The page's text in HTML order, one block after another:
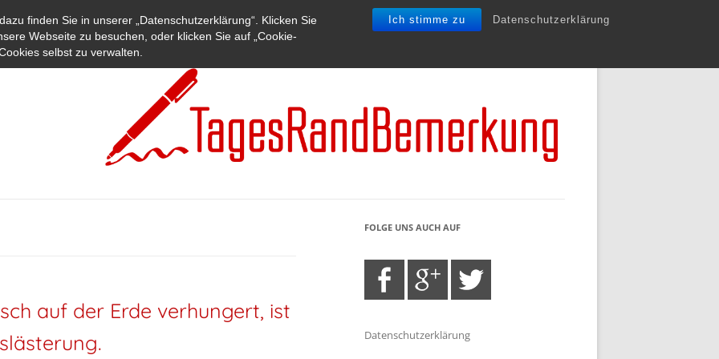
finden Sie in unserer „Datenschutzerklärung“. Klicken Sie
Webseite zu besuchen, oder klicken Sie auf „Cookie-
selbst zu verwalten.
Ich stimme zu Datenschutzerklärung
auf der Erde verhungert, ist
FOLGE UNS AUCH AUF
Datenschutzerklärung